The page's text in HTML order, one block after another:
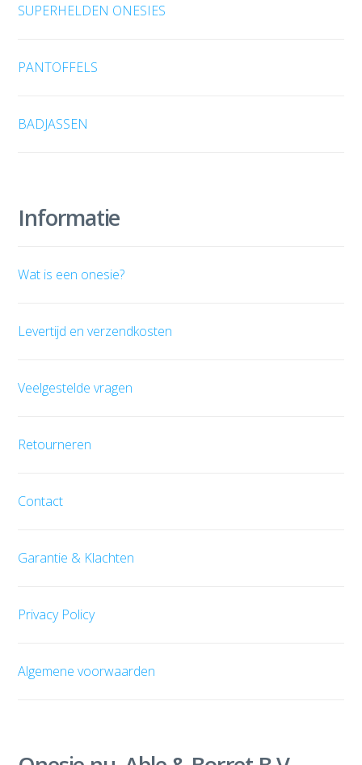
SUPERHELDEN ONESIES
PANTOFFELS
BADJASSEN
Informatie
Wat is een onesie?
Levertijd en verzendkosten
Veelgestelde vragen
Retourneren
Contact
Garantie & Klachten
Privacy Policy
Algemene voorwaarden